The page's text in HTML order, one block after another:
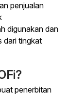
penjualan
digunakan dan
dari tingkat
penerbitan